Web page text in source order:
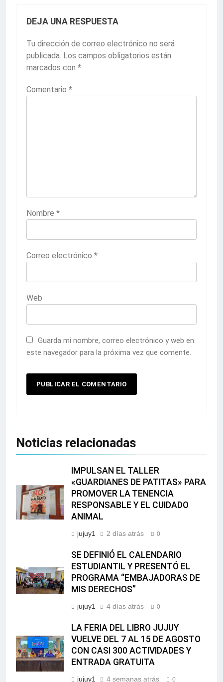
DEJA UNA RESPUESTA
Tu dirección de correo electrónico no será
publicada. Los campos obligatorios están
marcados con *
Comentario *
Nombre *
Correo electrónico *
Web
Guarda mi nombre, correo electrónico y web en
este navegador para la próxima vez que comente.
Noticias relacionadas
IMPULSAN EL TALLER
«GUARDIANES DE PATITAS» PARA
PROMOVER LA TENENCIA
RESPONSABLE Y EL CUIDADO
ANIMAL
jujuy1 2 días atrás 0
SE DEFINIÓ EL CALENDARIO
ESTUDIANTIL Y PRESENTÓ EL
PROGRAMA “EMBAJADORAS DE
MIS DERECHOS”
jujuy1 4 días atrás 0
LA FERIA DEL LIBRO JUJUY
VUELVE DEL 7 AL 15 DE AGOSTO
CON CASI 300 ACTIVIDADES Y
ENTRADA GRATUITA
jujuy1 4 semanas atrás 0